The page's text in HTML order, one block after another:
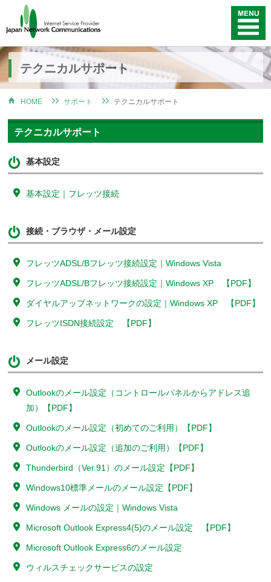
テクニカルサポート
HOME サポート テクニカルサポート
テクニカルサポート
基本設定
基本設定｜フレッツ接続
接続・ブラウザ・メール設定
フレッツADSL/Bフレッツ接続設定｜Windows Vista
フレッツADSL/Bフレッツ接続設定｜Windows XP 【PDF】
ダイヤルアップネットワークの設定｜Windows XP 【PDF】
フレッツISDN接続設定 【PDF】
メール設定
Outlookのメール設定（コントロールパネルからアドレス追
加）【PDF】
Outlookのメール設定（初めてのご利用）【PDF】
Outlookのメール設定（追加のご利用）【PDF】
Thunderbird（Ver.91）のメール設定【PDF】
Windows10標準メールのメール設定【PDF】
Windows メールの設定｜Windows Vista
Microsoft Outlook Express4(5)のメール設定 【PDF】
Microsoft Outlook Express6のメール設定
ウィルスチェックサービスの設定